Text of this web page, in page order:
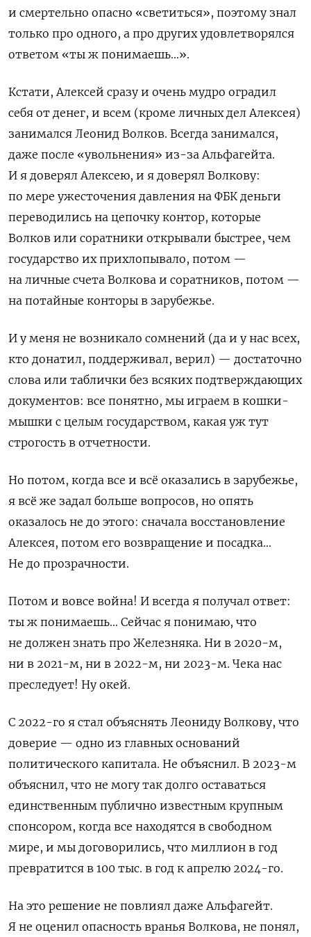
и смертельно опасно «светиться», поэтому знал
только про одного, а про других удовлетворялся
ответом «ты ж понимаешь…».
Кстати, Алексей сразу и очень мудро оградил
себя от денег, и всем (кроме личных дел Алексея)
занимался Леонид Волков. Всегда занимался,
даже после «увольнения» из-за Альфагейта.
И я доверял Алексею, и я доверял Волкову:
по мере ужесточения давления на ФБК деньги
переводились на цепочку контор, которые
Волков или соратники открывали быстрее, чем
государство их прихлопывало, потом —
на личные счета Волкова и соратников, потом —
на потайные конторы в зарубежье.
И у меня не возникало сомнений (да и у нас всех,
кто донатил, поддерживал, верил) — достаточно
слова или таблички без всяких подтверждающих
документов: все понятно, мы играем в кошки-
мышки с целым государством, какая уж тут
строгость в отчетности.
Но потом, когда все и всё оказались в зарубежье,
я всё же задал больше вопросов, но опять
оказалось не до этого: сначала восстановление
Алексея, потом его возвращение и посадка…
Не до прозрачности.
Потом и вовсе война! И всегда я получал ответ:
ты ж понимаешь… Сейчас я понимаю, что
не должен знать про Железняка. Ни в 2020-м,
ни в 2021-м, ни в 2022-м, ни 2023-м. Чека нас
преследует! Ну окей.
С 2022-го я стал объяснять Леониду Волкову, что
доверие — одно из главных оснований
политического капитала. Не объяснил. В 2023-м
объяснил, что не могу так долго оставаться
единственным публично известным крупным
спонсором, когда все находятся в свободном
мире, и мы договорились, что миллион в год
превратится в 100 тыс. в год к апрелю 2024-го.
На это решение не повлиял даже Альфагейт.
Я не оценил опасность вранья Волкова, не понял,